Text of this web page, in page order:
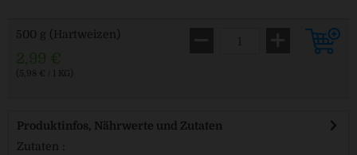
500 g (Hartweizen)
2,99 €
(5,98 € / 1 KG)
Produktinfos, Nährwerte und Zutaten
Zutaten :